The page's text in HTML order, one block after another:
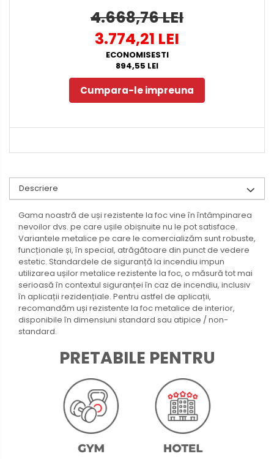
4.668,76 LEI
3.774,21 LEI
ECONOMISESTI
894,55 LEI
Cumpara-le impreuna
Descriere
Gama noastră de uși rezistente la foc vine în întâmpinarea
nevoilor dvs. pe care ușile obișnuite nu le pot satisface.
Variantele metalice pe care le comercializăm sunt robuste,
funcționale și, în special, atrăgătoare din punct de vedere
estetic. Standardele de siguranță la incendiu impun
utilizarea ușilor metalice rezistente la foc, o măsură tot mai
serioasă în contextul siguranței în caz de incendiu, inclusiv
în aplicații rezidențiale. Pentru astfel de aplicații,
recomandăm uși rezistente la foc metalice de interior,
disponibile în dimensiuni standard sau atipice / non-
standard.
PRETABILE PENTRU